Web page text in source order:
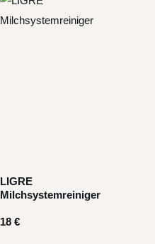
LIGRE
Milchsystemreiniger
18 €